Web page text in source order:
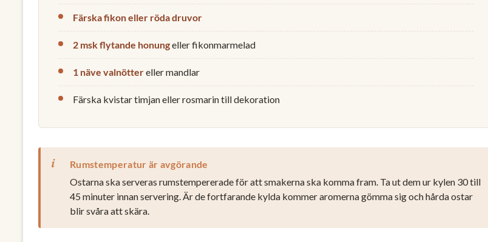
Färska fikon eller röda druvor
2 msk flytande honungeller fikonmarmelad
1 näve valnöttereller mandlar
Färska kvistar timjan eller rosmarin till dekoration
Rumstemperatur är avgörande
Ostarna ska serveras rumstempererade för att smakerna ska komma fram. Ta ut dem ur kylen 30 till
45 minuter innan servering. Är de fortfarande kylda kommer aromerna gömma sig och hårda ostar
blir svåra att skära.